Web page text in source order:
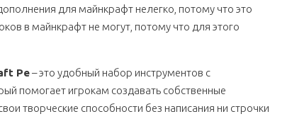
для майнкрафт нелегко, потому что это
в майнкрафт не могут, потому что для этого
Pe– это удобный набор инструментов с
помогает игрокам создавать собственные
творческие способности без написания ни строчки